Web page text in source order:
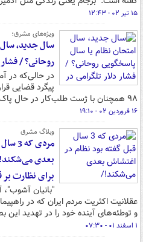
۱۵ تیر ۰۲ - ۱۲:۴۳
ویژه‌های مشرق؛
سال جدید،
روحانی؟ / فشار
در حالی‌که در
پیگرد قضایی
۹۸ همچنان با ژست طلب‌کار در حال پاک کردن رد شاهکار خود هستند!
۱۶ فروردین ۰۲ - ۱۹:۱۰
وبلاگ مشرق
بعدی
برای نظارت
"بانیان
و توطئه‌های آینده خود را در تهدید این
۱ اسفند ۰۱ - ۰۷:۳۰